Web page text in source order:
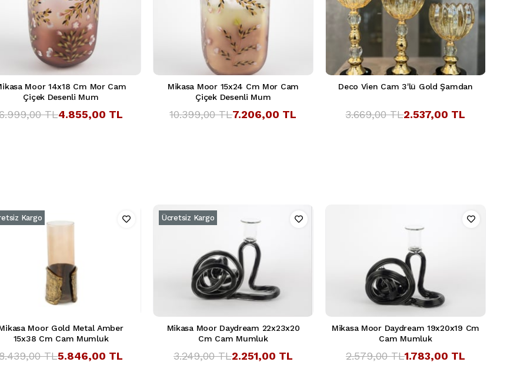
Moor 14x18 Cm Mor Cam
Çiçek Desenli Mum
4.855,00 TL
TL
Mikasa Moor 15x24 Cm Mor Cam
Çiçek Desenli Mum
7.206,00 TL
10.399,00 TL
Deco Vien Cam 3'lü Gold Şamdan
2.537,00 TL
3.669,00 TL
Moor Gold Metal Amber
15x38 Cm Cam Mumluk
5.846,00 TL
TL
Kargo
Mikasa Moor Daydream 22x23x20
Cm Cam Mumluk
2.251,00 TL
3.249,00 TL
Ücretsiz Kargo
Mikasa Moor Daydream 19x20x19 Cm
Cam Mumluk
1.783,00 TL
2.579,00 TL